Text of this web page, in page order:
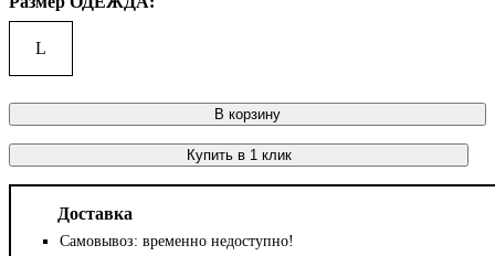
L
В корзину
Купить в 1 клик
Доставка
Самовывоз: временно недоступно!